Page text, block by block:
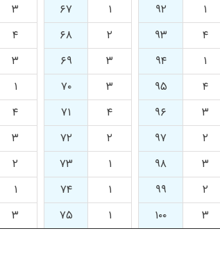
۱
۹۲ ۱ ۶۷ ۳
۴
۹۳ ۲ ۶۸ ۴
۱
۹۴ ۳ ۶۹ ۳
۴
۹۵ ۳ ۷۰ ۱
۳
۹۶ ۴ ۷۱ ۴
۲
۹۷ ۲ ۷۲ ۳
۳
۹۸ ۱ ۷۳ ۲
۲
۹۹ ۱ ۷۴ ۱
۳
۱۰۰ ۱ ۷۵ ۳